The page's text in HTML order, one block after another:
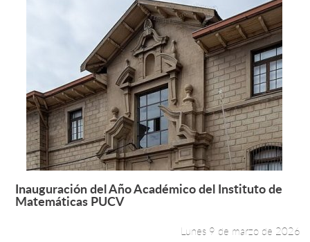
Leer más +
Inauguración del Año Académico del Instituto de
Matemáticas PUCV
Lunes 9 de marzo de 2026